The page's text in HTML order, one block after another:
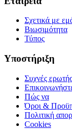
Σχετικά με
Βιωσιμότητα
Τύπος
Υποστήριξη
Συχνές
Πώς να
Όροι &
Πολιτική
Cookies